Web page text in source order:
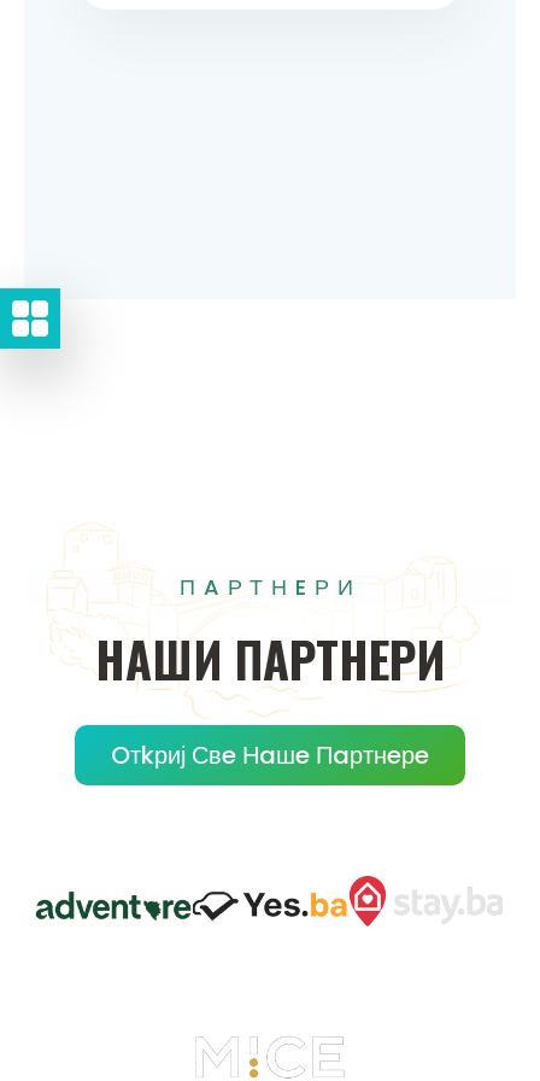
ПAРТНEРИ
НAШИ ПAРТНEРИ
Oтkриј Свe Нaшe Пaртнeрe